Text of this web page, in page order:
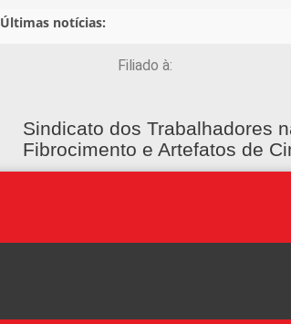
Últimas notícias:
Filiado à:
Sindicato dos Trabalhadores
Fibrocimento e Artefatos de